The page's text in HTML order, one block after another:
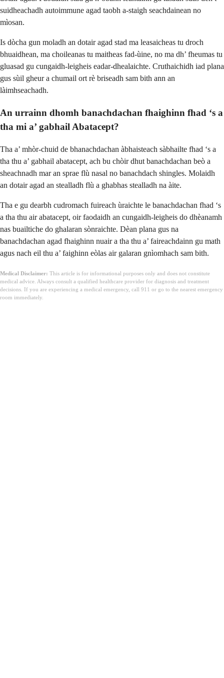
suidheachadh autoimmune agad taobh a-staigh seachdainean no
mìosan.
Is dòcha gun moladh an dotair agad stad ma leasaicheas tu droch
bhuaidhean, ma choileanas tu maitheas fad-ùine, no ma dh’ fheumas tu
gluasad gu cungaidh-leigheis eadar-dhealaichte. Cruthaichidh iad plana
gus sùil gheur a chumail ort rè briseadh sam bith ann an
làimhseachadh.
An urrainn dhomh banachdachan fhaighinn fhad ‘s a
tha mi a’ gabhail Abatacept?
Tha a’ mhòr-chuid de bhanachdachan àbhaisteach sàbhailte fhad ‘s a
tha thu a’ gabhail abatacept, ach bu chòir dhut banachdachan beò a
sheachnadh mar an sprae flù nasal no banachdach shingles. Molaidh
an dotair agad an stealladh flù a ghabhas stealladh na àite.
Tha e gu dearbh cudromach fuireach ùraichte le banachdachan fhad ‘s
a tha thu air abatacept, oir faodaidh an cungaidh-leigheis do dhèanamh
nas buailtiche do ghalaran sònraichte. Dèan plana gus na
banachdachan agad fhaighinn nuair a tha thu a’ faireachdainn gu math
agus nach eil thu a’ faighinn eòlas air galaran gnìomhach sam bith.
Medical Disclaimer: This article is for informational purposes only and does not constitute
medical advice. Always consult a qualified healthcare provider for diagnosis and treatment
decisions. If you are experiencing a medical emergency, call 911 or go to the nearest emergency
room immediately.